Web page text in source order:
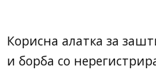
Корисна алатка за
и борба со